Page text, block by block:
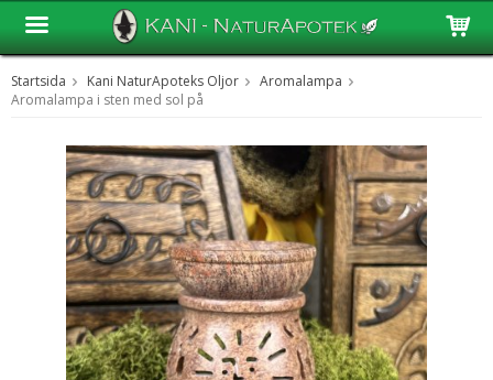
Produkten har blivit tillagd i varukorgen
Startsida Kani NaturApoteks Oljor
Aromalampa
Aromalampa i sten med sol på